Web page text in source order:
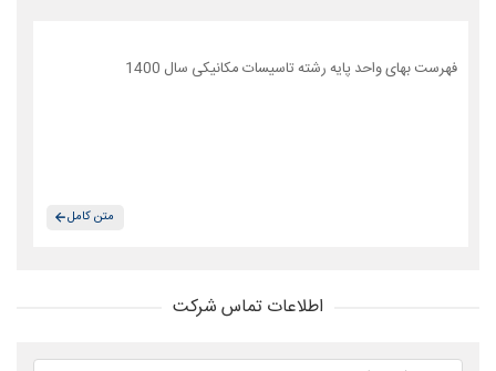
فهرست بهای واحد پایه رشته تاسیسات مکانیکی سال 1400
متن کامل
اطلاعات تماس شرکت